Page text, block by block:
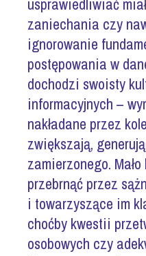
usprawiedliwiać
zaniechania czy
ignorowanie
postępowania w
dochodzi swoisty
informacyjnych –
nakładane przez
zwiększają,
zamierzonego.
przebrnąć przez
i towarzyszące im
choćby kwestii
osobowych czy